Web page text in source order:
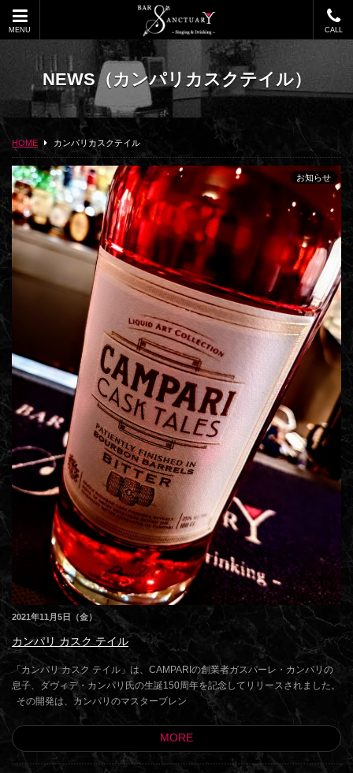
MENU CALL
NEWS（カンパリカスクテイル）
HOME カンパリカスクテイル
2021年11月5日（金）
お知らせ
カンパリ カスク テイル
「カンパリ カスク テイル」は、CAMPARIの創業者ガスパーレ・カンパリの
息子、ダヴィデ・カンパリ氏の生誕150周年を記念してリリースされました。
その開発は、カンパリのマスターブレン
MORE